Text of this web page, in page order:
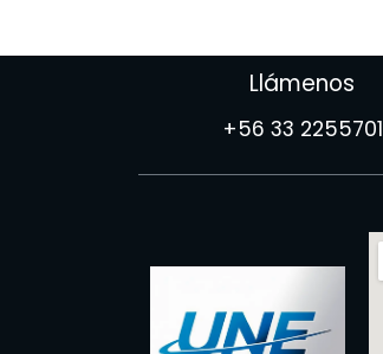
Llámenos
+56 33 2255701